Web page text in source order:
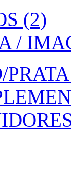
(2)
/